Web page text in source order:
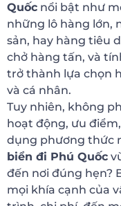
Quốc nổi bật như
những lô hàng lớn,
sản, hay hàng tiêu
chở hàng tấn, và
trở thành lựa chọn
và cá nhân.
Tuy nhiên, không
hoạt động, ưu
dụng phương thức
biển đi Phú Quốc
đến nơi đúng hẹn?
mọi khía cạnh của